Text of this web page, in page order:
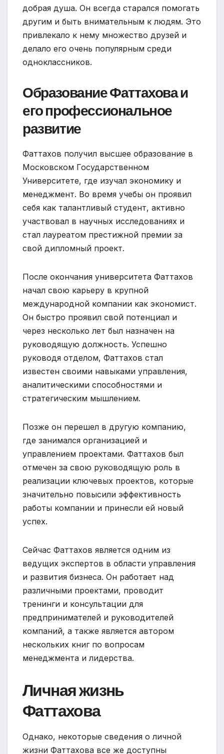
добрая душа. Он всегда старался помогать
другим и быть внимательным к людям. Это
привлекало к нему множество друзей и
делало его очень популярным среди
одноклассников.
Образование Фаттахова и
его профессиональное
развитие
Фаттахов получил высшее образование в
Московском Государственном
Университете, где изучал экономику и
менеджмент. Во время учебы он проявил
себя как талантливый студент, активно
участвовал в научных исследованиях и
стал лауреатом престижной премии за
свой дипломный проект.
После окончания университета Фаттахов
начал свою карьеру в крупной
международной компании как экономист.
Он быстро проявил свой потенциал и
через несколько лет был назначен на
руководящую должность. Успешно
руководя отделом, Фаттахов стал
известен своими навыками управления,
аналитическими способностями и
стратегическим мышлением.
Позже он перешел в другую компанию,
где занимался организацией и
управлением проектами. Фаттахов был
отмечен за свою руководящую роль в
реализации ключевых проектов, которые
значительно повысили эффективность
работы компании и принесли ей новый
успех.
Сейчас Фаттахов является одним из
ведущих экспертов в области управления
и развития бизнеса. Он работает над
различными проектами, проводит
тренинги и консультации для
предпринимателей и руководителей
компаний, а также является автором
нескольких книг по вопросам
менеджмента и лидерства.
Личная жизнь
Фаттахова
Однако, некоторые сведения о личной
жизни Фаттахова все же доступны